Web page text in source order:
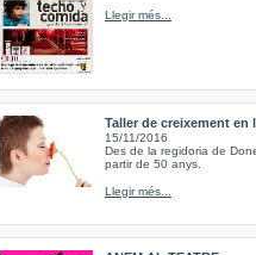
Llegir més...
Taller de creixement en
15/11/2016
Des de la regidoria de
partir de 50 anys.
Llegir més...